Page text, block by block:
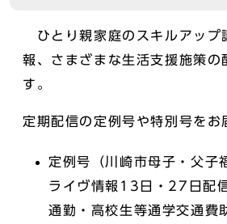
ひとり親家庭のスキルアップ
報、さまざまな生活支援施策の
す。
定期配信の定例号や特別号をお
定例号（川崎市母子・父子
ライヴ情報13日・27日配
通勤・高校生等通学交通費